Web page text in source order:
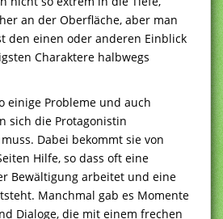
an der Oberfläche, aber man
den einen oder anderen Einblick
Charaktere halbwegs
einige Probleme und auch
sich die Protagonistin
Dabei bekommt sie von
Hilfe, so dass oft eine
Bewältigung arbeitet und eine
Manchmal gab es Momente
Dialoge, die mit einem frechen